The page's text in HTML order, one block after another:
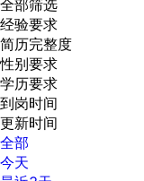
全部筛选
经验要求
简历完整度
性别要求
学历要求
到岗时间
更新时间
全部
今天